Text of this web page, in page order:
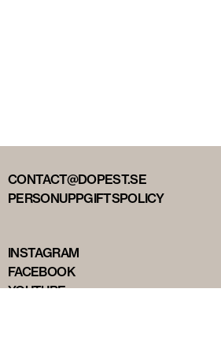
CONTACT@DOPEST.SE
PERSONUPPGIFTSPOLICY
INSTAGRAM
FACEBOOK
YOUTUBE